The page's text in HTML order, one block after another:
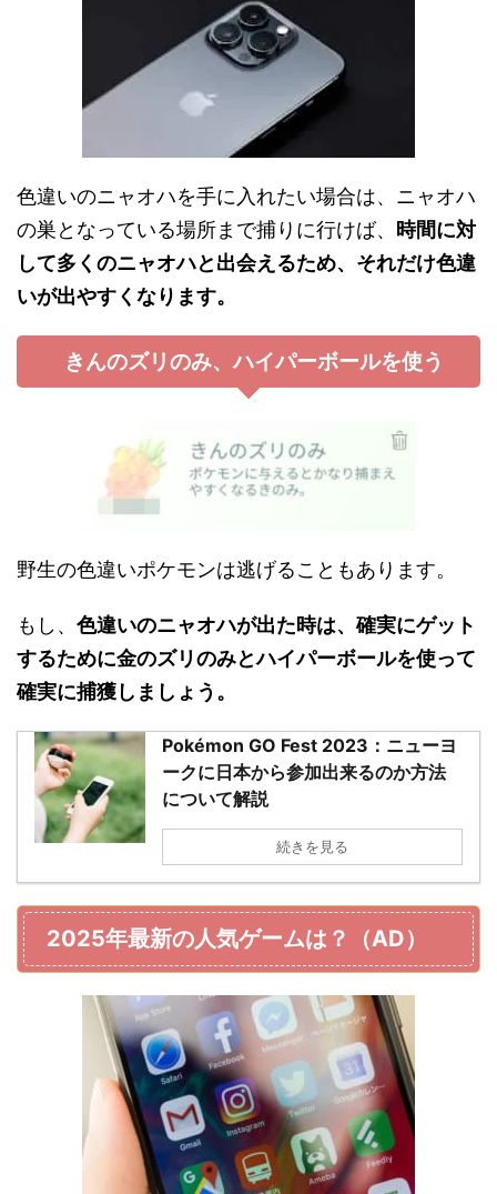
色違いのニャオハを手に入れたい場合は、ニャオハ
の巣となっている場所まで捕りに行けば、
時間に対
して多くのニャオハと出会えるため、それだけ色違
いが出やすくなります。
きんのズリのみ、ハイパーボールを使う
野生の色違いポケモンは逃げることもあります。
もし、 色違いのニャオハが出た時は、確実にゲット
するために金のズリのみとハイパーボールを使って
確実に捕獲しましょう。
Pokémon GO Fest 2023：ニューヨ
ークに日本から参加出来るのか方法
について解説
続きを見る
2025年最新の人気ゲームは？（AD）